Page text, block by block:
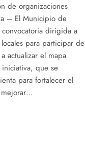
de organizaciones
– El Municipio de
dirigida a
para participar de
actualizar el mapa
que se
para fortalecer el